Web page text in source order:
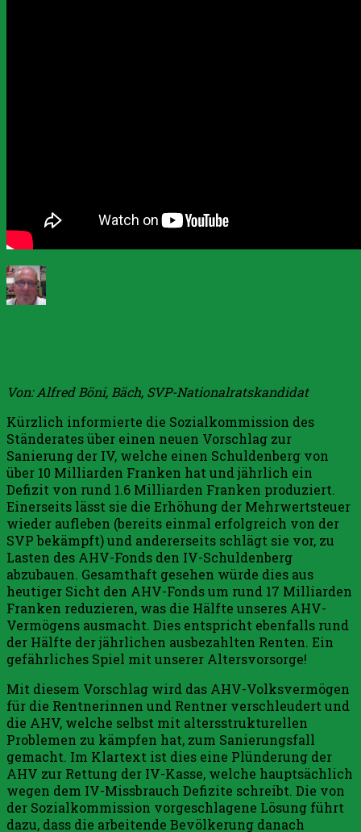
Autor
Veröffentlicht
am
Zone
in
der
Parkstrasse
Goldau
Von: Alfred Böni, Bäch, SVP-Nationalratskandidat
Kürzlich informierte die Sozialkommission des
Ständerates über einen neuen Vorschlag zur
Sanierung der IV, welche einen Schuldenberg von
über 10 Milliarden Franken hat und jährlich ein
Defizit von rund 1.6 Milliarden Franken produziert.
Einerseits lässt sie die Erhöhung der Mehrwertsteuer
wieder aufleben (bereits einmal erfolgreich von der
SVP bekämpft) und andererseits schlägt sie vor, zu
Lasten des AHV-Fonds den IV-Schuldenberg
abzubauen. Gesamthaft gesehen würde dies aus
heutiger Sicht den AHV-Fonds um rund 17 Milliarden
Franken reduzieren, was die Hälfte unseres AHV-
Vermögens ausmacht. Dies entspricht ebenfalls rund
der Hälfte der jährlichen ausbezahlten Renten. Ein
gefährliches Spiel mit unserer Altersvorsorge!
Mit diesem Vorschlag wird das AHV-Volksvermögen
für die Rentnerinnen und Rentner verschleudert und
die AHV, welche selbst mit altersstrukturellen
Problemen zu kämpfen hat, zum Sanierungsfall
gemacht. Im Klartext ist dies eine Plünderung der
AHV zur Rettung der IV-Kasse, welche hauptsächlich
wegen dem IV-Missbrauch Defizite schreibt. Die von
der Sozialkommission vorgeschlagene Lösung führt
dazu, dass die arbeitende Bevölkerung danach